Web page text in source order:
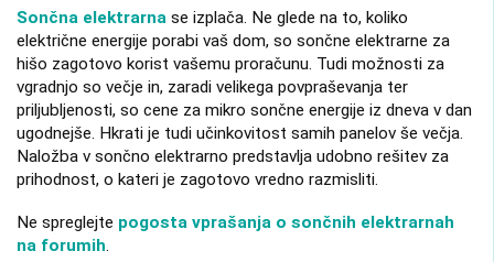
Sončna elektrarna se izplača. Ne glede na to, koliko
električne energije porabi vaš dom, so sončne elektrarne za
hišo zagotovo korist vašemu proračunu. Tudi možnosti za
vgradnjo so večje in, zaradi velikega povpraševanja ter
priljubljenosti, so cene za mikro sončne energije iz dneva v dan
ugodnejše. Hkrati je tudi učinkovitost samih panelov še večja.
Naložba v sončno elektrarno predstavlja udobno rešitev za
prihodnost, o kateri je zagotovo vredno razmisliti.
Ne spreglejte pogosta vprašanja o sončnih elektrarnah
na forumih.